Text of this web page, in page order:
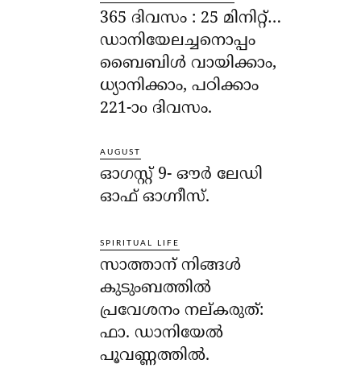
365 ദിവസം : 25 മിനിറ്റ്…
ഡാനിയേലച്ചനൊപ്പം
ബൈബിൾ വായിക്കാം,
ധ്യാനിക്കാം, പഠിക്കാം
221-ാo ദിവസം.
AUGUST
ഓഗസ്റ്റ് 9- ഔര്‍ ലേഡി
ഓഫ് ഓഗ്നീസ്.
SPIRITUAL LIFE
സാത്താന് നിങ്ങള്‍
കുടുംബത്തില്‍
പ്രവേശനം നല്കരുത്:
ഫാ. ഡാനിയേല്‍
പൂവണ്ണത്തില്‍.